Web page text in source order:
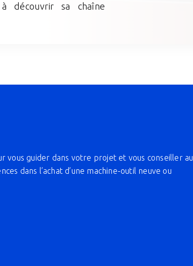
découvrir sa chaîne
vous guider dans votre projet et vous conseiller au
dans l’achat d’une machine-outil neuve ou